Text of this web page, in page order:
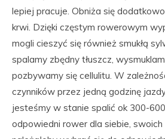
lepiej pracuje. Obniża się
krwi. Dzięki częstym rowerowym
mogli cieszyć się również smukłą
spalamy zbędny tłuszcz,
pozbywamy się cellulitu. W
czynników przez jedną godzinę
jesteśmy w stanie spalić ok 300-
odpowiedni rower dla siebie,